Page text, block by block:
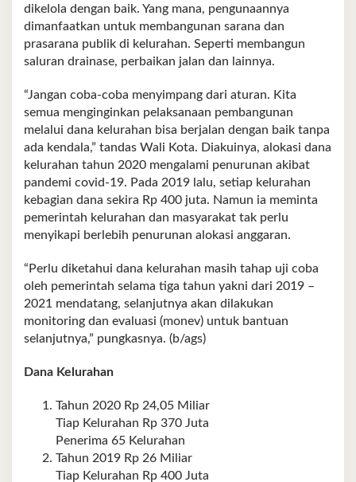
dikelola dengan baik. Yang mana, pengunaannya
dimanfaatkan untuk membangunan sarana dan
prasarana publik di kelurahan. Seperti membangun
saluran drainase, perbaikan jalan dan lainnya.
“Jangan coba-coba menyimpang dari aturan. Kita
semua menginginkan pelaksanaan pembangunan
melalui dana kelurahan bisa berjalan dengan baik tanpa
ada kendala,” tandas Wali Kota. Diakuinya, alokasi dana
kelurahan tahun 2020 mengalami penurunan akibat
pandemi covid-19. Pada 2019 lalu, setiap kelurahan
kebagian dana sekira Rp 400 juta. Namun ia meminta
pemerintah kelurahan dan masyarakat tak perlu
menyikapi berlebih penurunan alokasi anggaran.
“Perlu diketahui dana kelurahan masih tahap uji coba
oleh pemerintah selama tiga tahun yakni dari 2019 –
2021 mendatang, selanjutnya akan dilakukan
monitoring dan evaluasi (monev) untuk bantuan
selanjutnya,” pungkasnya. (b/ags)
Dana Kelurahan
Tahun 2020 Rp 24,05 Miliar
Tiap Kelurahan Rp 370 Juta
Penerima 65 Kelurahan
Tahun 2019 Rp 26 Miliar
Tiap Kelurahan Rp 400 Juta